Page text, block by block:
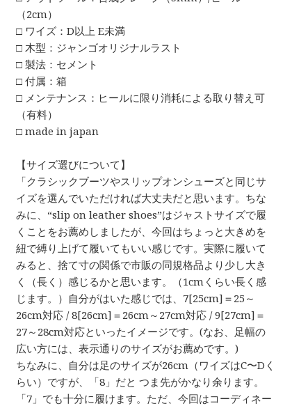
（2cm）
□ ワイズ：D以上 E未満
□ 木型：ジャンゴオリジナルラスト
□ 製法：セメント
□ 付属：箱
□ メンテナンス：ヒールに限り消耗による取り替え可
（有料）
□ made in japan
【サイズ選びについて】
「クラシックブーツやスリップオンシューズと同じサ
イズを選んでいただければ大丈夫だと思います。ちな
みに、“slip on leather shoes”はジャストサイズで履
くことをお薦めしましたが、今回はちょっと大きめを
紐で縛り上げて履いてもいい感じです。実際に履いて
みると、捨て寸の関係で市販の同規格品より少し大き
く（長く）感じるかと思います。（1cmくらい長く感
じます。）自分がはいた感じでは、7[25cm]＝25～
26cm対応 / 8[26cm]＝26cm～27cm対応 / 9[27cm]＝
27～28cm対応といったイメージです。(なお、足幅の
広い方には、表示通りのサイズがお薦めです。)
ちなみに、自分は足のサイズが26cm（ワイズはC〜Dく
らい）ですが、「8」だと つま先がかなり余ります。
「7」でも十分に履けます。ただ、今回はコーディネー